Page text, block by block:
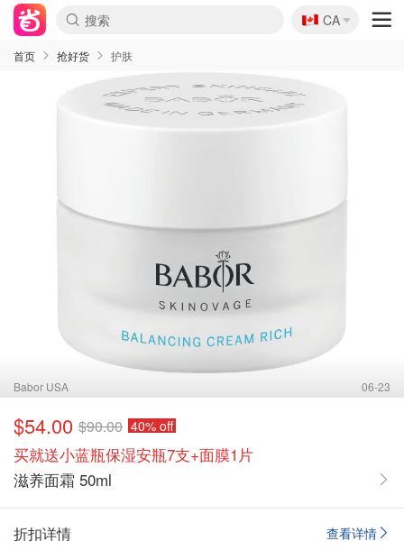
🇨🇦
CA
首页 抢好货 护肤
Babor USA 06-23
$54.00 $90.00 40% off
买就送小蓝瓶保湿安瓶7支+面膜1片
滋养面霜 50ml
查看详情
折扣详情